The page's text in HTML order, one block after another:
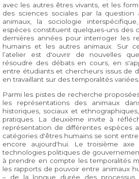
avec les autres êtres vivants, et les
des sciences sociales par la question
animaux, la sociologie
espèces constituent quelques-uns des
dernières années pour interroger les
humains et les autres animaux. Sur
l’atelier est d'ouvrir de nouvelles
résoudre des débats en cours, en
entre étudiants et chercheurs issus de
en travaillant sur des temporalités variées.
Parmi les pistes de recherche
les représentations des animaux
historiques, sociaux et
pratiques. La deuxième invite à
représentation de différentes espèces
catégories d'êtres humains se sont
encore aujourd'hui. Le troisième
technologies politiques de
à prendre en compte les temporalités
les rapports de pouvoir entre animaux
– de la longue durée des processus